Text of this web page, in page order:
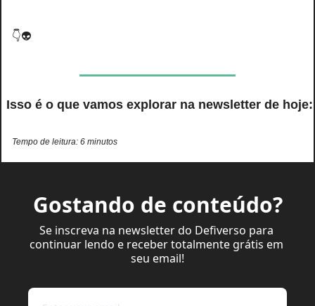
👇👽
Isso é o que vamos explorar na newsletter de hoje:
Tempo de leitura: 6 minutos
Gostando de conteúdo?
Se inscreva na newsletter do Defiverso para
continuar lendo e receber totalmente grátis em
seu email!